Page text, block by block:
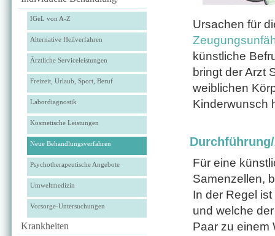
IGeL von A-Z
Alternative Heilverfahren
Ärztliche Serviceleistungen
Freizeit, Urlaub, Sport, Beruf
Labordiagnostik
Kosmetische Leistungen
Neue Behandlungsverfahren
Psychotherapeutische Angebote
Umweltmedizin
Vorsorge-Untersuchungen
Krankheiten
Ursachen für
künstliche
bringt der Arzt
weiblichen
Kinderwunsch
Für eine
Samenzellen,
In der Regel
und welche
Paar zu einem